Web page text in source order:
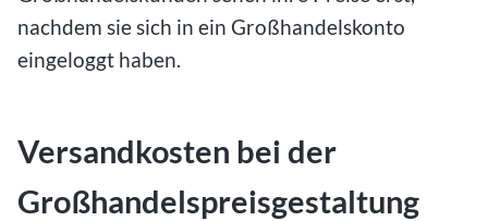
nachdem sie sich in ein Großhandelskonto
eingeloggt haben.
Versandkosten bei der
Großhandelspreisgestaltung